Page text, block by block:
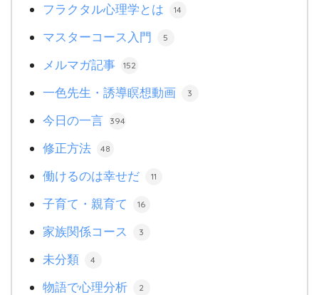
フラクタル心理学とは 14
マスターコース入門 5
メルマガ記事 152
一色先生・誘導瞑想動画 3
今日の一言 394
修正方法 48
働けるのは幸せだ 11
子育て・親育て 16
家族関係コース 3
未分類 4
物語で心理分析 2